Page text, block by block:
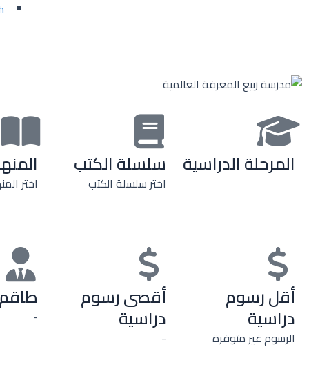
المرحلة الدراسية سلسلة الكتب
اختر سلسلة الكتب اختر
أقل رسوم
دراسية
الرسوم غير متوفرة
أقصى رسوم
دراسية
-
-